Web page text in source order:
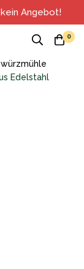
Angebot!
0
Edelstahl